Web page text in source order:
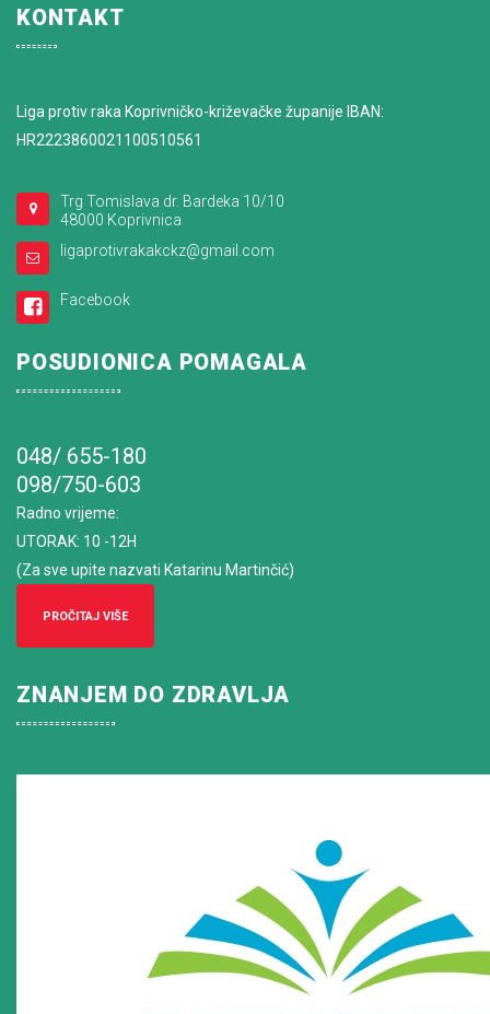
KONTAKT
Liga protiv raka Koprivničko-križevačke županije IBAN:
HR2223860021100510561
Trg Tomislava dr. Bardeka 10/10
48000 Koprivnica
ligaprotivrakakckz@gmail.com
Facebook
POSUDIONICA POMAGALA
048/ 655-180
098/750-603
Radno vrijeme:
UTORAK: 10 -12H
(Za sve upite nazvati Katarinu Martinčić)
PROČITAJ VIŠE
ZNANJEM DO ZDRAVLJA